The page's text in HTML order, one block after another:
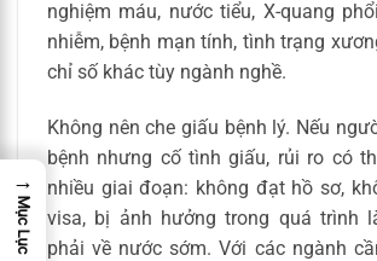
nghiệm máu, nước tiểu, X-quang
nhiễm, bệnh mạn tính, tình trạng
chỉ số khác tùy ngành nghề.
Không nên che giấu bệnh lý. Nếu
bệnh nhưng cố tình giấu, rủi ro có
nhiều giai đoạn: không đạt hồ sơ,
visa, bị ảnh hưởng trong quá trình
phải về nước sớm. Với các ngành
→
Mục Lục